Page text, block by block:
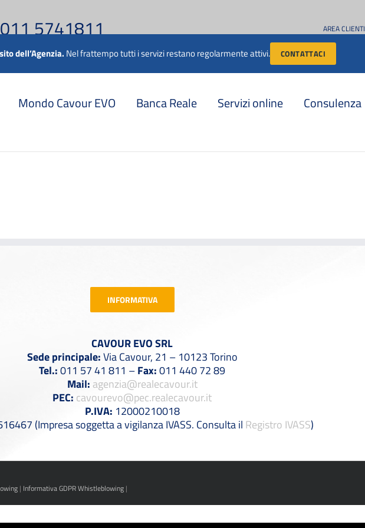
011 5741811 AREA CLIENTI
Mondo Cavour EVO Banca Reale Servizi online Consulenza
INFORMATIVA
CAVOUR EVO SRL
Sede principale:Via Cavour, 21 – 10123 Torino
Tel.:011 57 41 811 –Fax:011 440 72 89
Mail: agenzia@realecavour.it
PEC: cavourevo@pec.realecavour.it
P.IVA: 12000210018
(Impresa soggetta a vigilanza IVASS. Consulta il Registro IVASS)
| Informativa GDPR Whistleblowing |
dell’Agenzia. Nel frattempo tutti i servizi restano regolarmente attivi. CONTATTACI